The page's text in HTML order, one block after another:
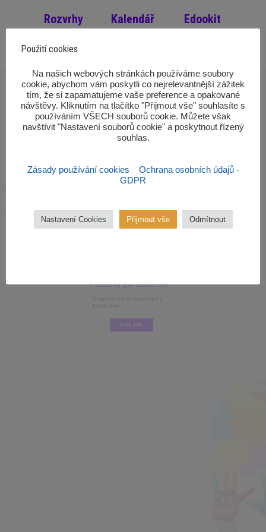
Rozvrhy
hodin
Kalendář
školního
Edookit
Seznam potřebných pomůcek pro
každou třídu.
VÍCE ZDE
Použití cookies
‎Na našich webových stránkách používáme soubory
cookie, abychom vám poskytli co nejrelevantnější zážitek
tím, že si zapamatujeme vaše preference a opakované
návštěvy. Kliknutím na tlačítko "Přijmout vše" souhlasíte s
používáním VŠECH souborů cookie. Můžete však
navštívit "Nastavení souborů cookie" a poskytnout řízený
souhlas.‎
Zásady používání cookies
Ochrana osobních údajů -
GDPR
Nastavení Cookies Přijmout vše Odmítnout